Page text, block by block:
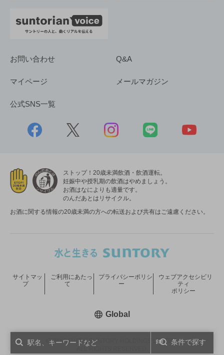
条件で探す
お問い合わせ Q&A
マイページ メールマガジン
公式SNS一覧
ストップ！20歳未満飲酒・飲酒運転。
妊娠中や授乳期の飲酒はやめましょう。
お酒はなによりも適量です。
のんだあとはリサイクル。
お酒に関する情報の20歳未満の方への転送および共有はご遠慮ください。
COPYRIGHT © SUNTORY HOLDINGS LIMITED.
サイトマッ
プ
ご利用にあたっ
て
プライバシーポリシ
ー
ウェブアクセシビリ
ティ
ポリシー
Global新しいウィンドウで開く